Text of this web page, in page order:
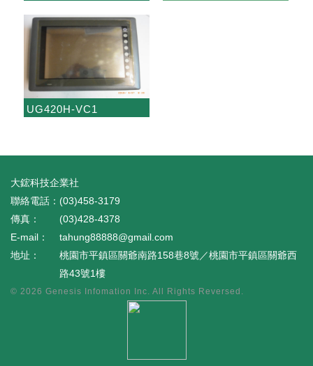
UG420H-VC1
大鋐科技企業社
(03)458-3179
(03)428-4378
tahung88888@gmail.com
桃園市平鎮區關爺南路158巷8號／桃園市平鎮區關爺西
路43號1樓
© 2026 Genesis Infomation Inc. All Rights Reversed.